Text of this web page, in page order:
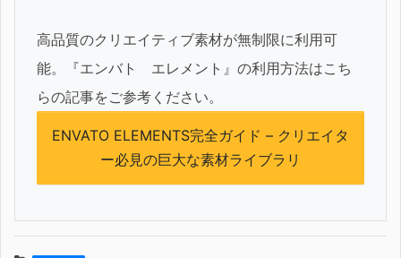
高品質のクリエイティブ素材が無制限に利用可
能。『エンバト エレメント』の利用方法はこち
らの記事をご参考ください。
ENVATO ELEMENTS完全ガイド – クリエイタ
ー必見の巨大な素材ライブラリ